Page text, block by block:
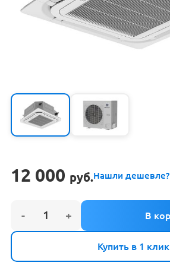
12 000 руб.Нашли дешевле?
Купить в 1 клик